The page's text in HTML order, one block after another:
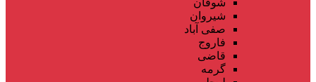
شیروان
صفی آباد
فاروج
قاضی
گرمه